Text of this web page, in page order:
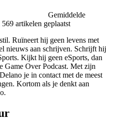
Gemiddelde
569 artikelen geplaatst
Ruïneert hij geen levens met
nieuws aan schrijven. Schrijft hij
Kijkt hij geen eSports, dan
Game Over Podcast. Met zijn
je in contact met de meest
Kortom als je denkt aan